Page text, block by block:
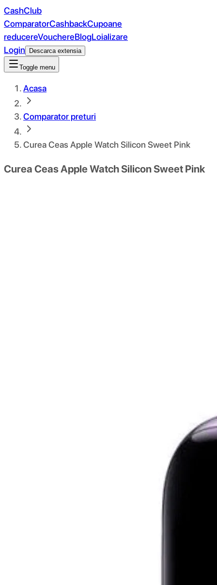
CashClub
ComparatorCashbackCupoane
reducereVouchereBlogLoializare
Login
Descarca extensia
Toggle menu
Acasa
Comparator preturi
Curea Ceas Apple Watch Silicon Sweet Pink
Curea Ceas Apple Watch Silicon Sweet Pink